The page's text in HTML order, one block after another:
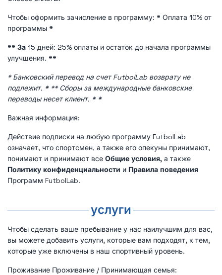
Чтобы оформить зачисление в программу: * Оплата 10% от
программы *
** За 15 дней: 25% оплаты и остаток до начала программы
улучшения. **
* Банковский перевод на счет FutbolLab возврату не
подлежит. *** Сборы за международные банковские
переводы несет клиент. * *
Важная информация:
Действие подписки на любую программу FutbolLab
означает, что спортсмен, а также его опекуны принимают,
понимают и принимают все Общие условия, а также
Политику конфиденциальности и Правила поведения
Программ FutbolLab.
услуги
Чтобы сделать ваше пребывание у нас наилучшим для вас,
вы можете добавить услуги, которые вам подходят, к тем,
которые уже включены в наш спортивный уровень.
Проживание Проживание / Принимающая семья: